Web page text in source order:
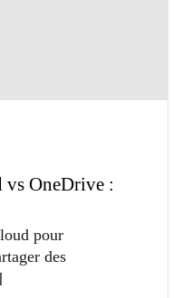
OneDrive :
pour
des